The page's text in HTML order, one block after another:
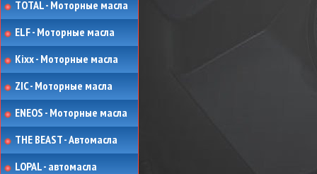
TOTAL - Моторные масла
ELF - Моторные масла
Kixx - Моторные масла
ZIC - Моторные масла
ENEOS - Моторные масла
THE BEAST - Автомасла
LOPAL - автомасла